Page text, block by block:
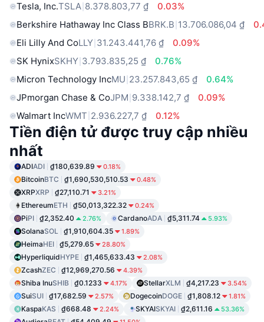
Tesla, Inc.TSLA 8.378.803,77 ₫
0.03%
Berkshire Hathaway Inc Class BBRK.B 13.706.086,04 ₫
Eli Lilly And CoLLY 31.243.441,76 ₫
0.09%
SK HynixSKHY 3.793.835,25 ₫
0.76%
Micron Technology IncMU 23.257.843,65 ₫
0.64%
JPmorgan Chase & CoJPM 9.338.142,7 ₫
0.09%
Walmart IncWMT 2.936.227,7 ₫ 0.12%
Tiền điện tử được truy cập nhiều
nhất
ADIADI ₫180,639.89 0.18%
BitcoinBTC ₫1,690,530,510.53 0.48%
XRPXRP ₫27,110.71 3.21%
EthereumETH ₫50,013,322.32 0.24%
PiPI ₫2,352.40 2.76% CardanoADA ₫5,311.74 5.93%
SolanaSOL ₫1,910,604.35 1.89%
HeimaHEI ₫5,279.65 28.80%
HyperliquidHYPE ₫1,465,633.43 2.08%
ZcashZEC ₫12,969,270.56 4.39%
Shiba InuSHIB ₫0.1233 4.17% StellarXLM ₫4,217.23 3.54%
SuiSUI ₫17,682.59 2.57% DogecoinDOGE ₫1,808.12 1.81%
KaspaKAS ₫668.48 2.24% SKYAISKYAI ₫2,611.16 53.36%